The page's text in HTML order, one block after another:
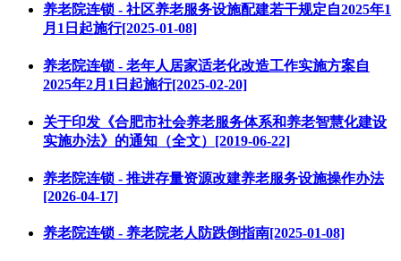
养老院连锁 - 社区养老服务设施配建若干规定自2025年1
月1日起施行[2025-01-08]
养老院连锁 - 老年人居家适老化改造工作实施方案自
2025年2月1日起施行[2025-02-20]
关于印发《合肥市社会养老服务体系和养老智慧化建设
实施办法》的通知（全文）[2019-06-22]
养老院连锁 - 推进存量资源改建养老服务设施操作办法
[2026-04-17]
养老院连锁 - 养老院老人防跌倒指南[2025-01-08]